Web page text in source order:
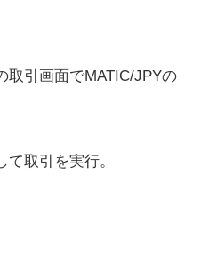
取引画面でMATIC/JPYの
取引を実行。